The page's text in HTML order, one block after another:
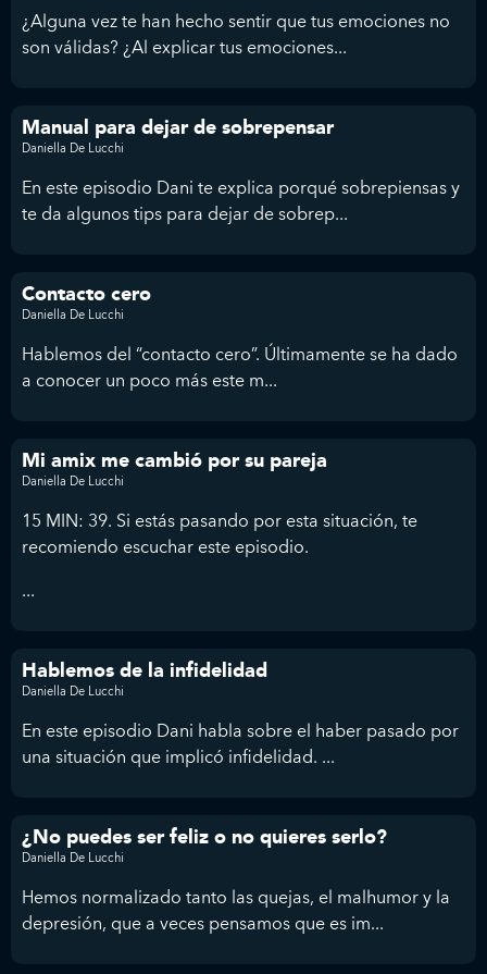
¿Alguna vez te han hecho sentir que tus emociones no
son válidas? ¿Al explicar tus emociones...
Manual para dejar de sobrepensar
Daniella De Lucchi
En este episodio Dani te explica porqué sobrepiensas y
te da algunos tips para dejar de sobrep...
Contacto cero
Daniella De Lucchi
Hablemos del “contacto cero”. Últimamente se ha dado
a conocer un poco más este m...
Mi amix me cambió por su pareja
Daniella De Lucchi
15 MIN: 39. Si estás pasando por esta situación, te
recomiendo escuchar este episodio.
...
Hablemos de la infidelidad
Daniella De Lucchi
En este episodio Dani habla sobre el haber pasado por
una situación que implicó infidelidad. ...
¿No puedes ser feliz o no quieres serlo?
Daniella De Lucchi
Hemos normalizado tanto las quejas, el malhumor y la
depresión, que a veces pensamos que es im...